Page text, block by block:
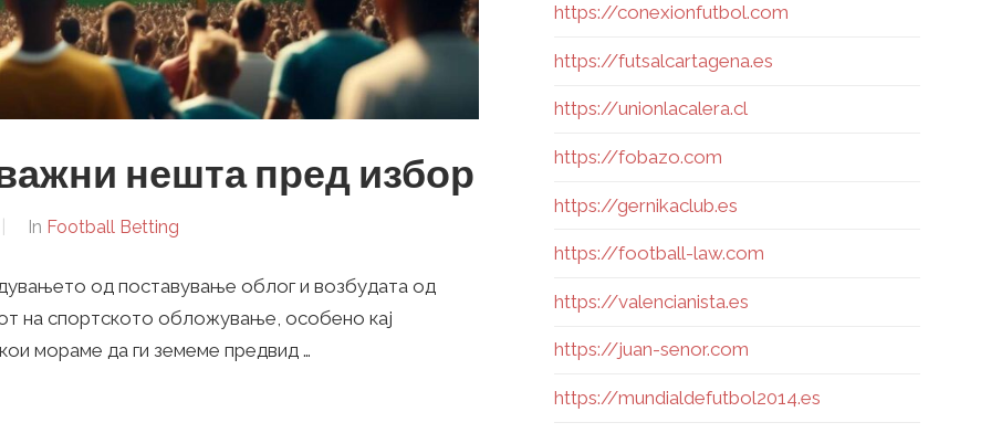
нешта пред избор
In Football Betting
од поставување облог и возбудата од
на спортското обложување, особено кај
мораме да ги земеме предвид …
https://conexionfutbol.com
https://futsalcartagena.es
https://unionlacalera.cl
https://fobazo.com
https://gernikaclub.es
https://football-law.com
https://valencianista.es
https://juan-senor.com
https://mundialdefutbol2014.es